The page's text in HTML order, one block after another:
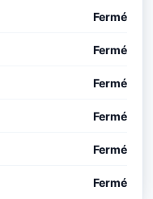
Fermé
Fermé
Fermé
Fermé
Fermé
Fermé